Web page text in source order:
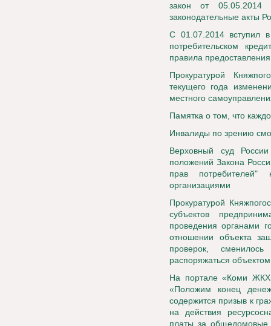
закон от
законодательные акты
С 01.07.2014 вступил
потребительском
правила
Прокуратурой
текущего года
местного
Памятка о том, что
Инвалиды по зрению
Верховный суд
положений Закона
прав потребителей"
организациями
Прокуратурой
субъектов
проведения органами
отношении объекта
проверок,
распоряжаться
На портале «Коми
«Положим конец
содержится призыв к
на действия
платы за общедомовые